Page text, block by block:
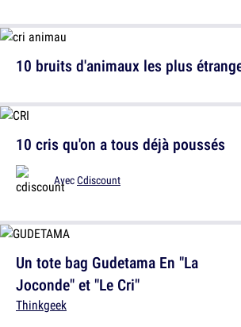
Un tote bag Gudetama En "La
Joconde" et "Le Cri"
Thinkgeek
10 bruits d'animaux les plus
10 cris qu'on a tous déjà poussés
AvecCdiscount